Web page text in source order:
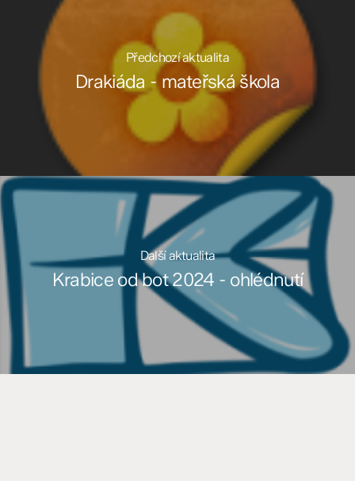
Předchozí aktualita
Drakiáda - mateřská škola
Další aktualita
Krabice od bot 2024 - ohlédnutí